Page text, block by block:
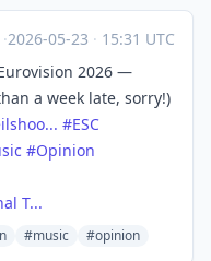
·2026-05-23 · 15:31 UTC
2026 —
a week late, sorry!)
#ESC
#Opinion
T...
#music #opinion